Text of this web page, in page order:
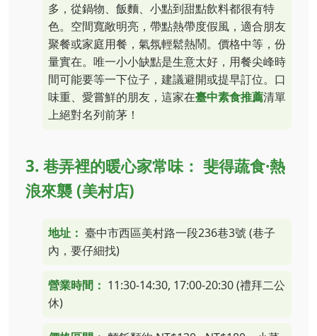
多，從鍋物、飯麵、小點到甜點飲料都很有特
色。空間寬敞明亮，帶點熱帶度假風，適合朋友
聚餐或家庭用餐，氣氛輕鬆熱鬧。價格中等，份
量實在。唯一小小缺點是生意太好，用餐尖峰時
間可能要等一下位子，建議避開或提早訂位。口
味重、愛嘗鮮的朋友，這家在臺中素食推薦清單
上絕對名列前茅！
3. 巷弄裡的暖心家常味： 斐得蔬食·熱
浪來襲 (美村店)
地址： 臺中市西區美村路一段236巷3號 (巷子
內，要仔細找)
營業時間： 11:30-14:30, 17:00-20:30 (禮拜二公
休)